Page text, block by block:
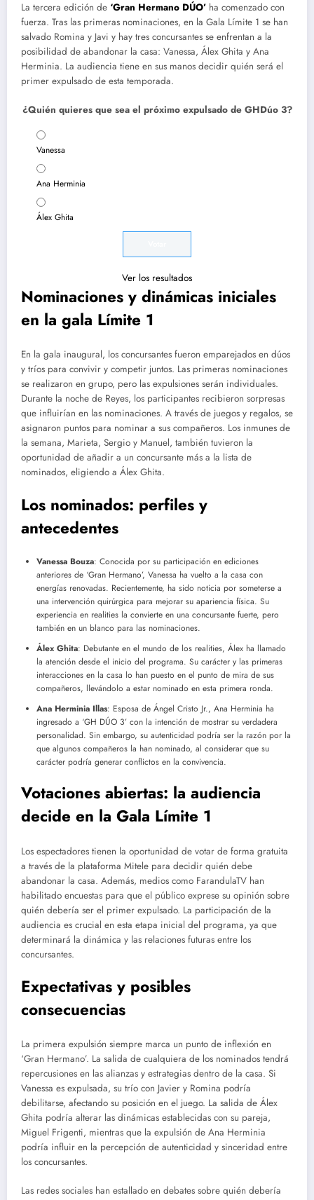
La tercera edición de ‘Gran Hermano DÚO’ ha comenzado con
fuerza. Tras las primeras nominaciones, en la Gala Límite 1 se han
salvado Romina y Javi y hay tres concursantes se enfrentan a la
posibilidad de abandonar la casa: Vanessa, Álex Ghita y Ana
Herminia. La audiencia tiene en sus manos decidir quién será el
primer expulsado de esta temporada.
¿Quién quieres que sea el próximo expulsado de GHDúo 3?
Vanessa
Ana Herminia
Álex Ghita
Ver los resultados
Nominaciones y dinámicas iniciales
en la gala Límite 1
En la gala inaugural, los concursantes fueron emparejados en dúos
y tríos para convivir y competir juntos. Las primeras nominaciones
se realizaron en grupo, pero las expulsiones serán individuales.
Durante la noche de Reyes, los participantes recibieron sorpresas
que influirían en las nominaciones. A través de juegos y regalos, se
asignaron puntos para nominar a sus compañeros. Los inmunes de
la semana, Marieta, Sergio y Manuel, también tuvieron la
oportunidad de añadir a un concursante más a la lista de
nominados, eligiendo a Álex Ghita.
Los nominados: perfiles y
antecedentes
Vanessa Bouza: Conocida por su participación en ediciones
anteriores de ‘Gran Hermano’, Vanessa ha vuelto a la casa con
energías renovadas. Recientemente, ha sido noticia por someterse a
una intervención quirúrgica para mejorar su apariencia física. Su
experiencia en realities la convierte en una concursante fuerte, pero
también en un blanco para las nominaciones.
Álex Ghita: Debutante en el mundo de los realities, Álex ha llamado
la atención desde el inicio del programa. Su carácter y las primeras
interacciones en la casa lo han puesto en el punto de mira de sus
compañeros, llevándolo a estar nominado en esta primera ronda.
Ana Herminia Illas: Esposa de Ángel Cristo Jr., Ana Herminia ha
ingresado a ‘GH DÚO 3’ con la intención de mostrar su verdadera
personalidad. Sin embargo, su autenticidad podría ser la razón por la
que algunos compañeros la han nominado, al considerar que su
carácter podría generar conflictos en la convivencia.
Votaciones abiertas: la audiencia
decide en la Gala Límite 1
Los espectadores tienen la oportunidad de votar de forma gratuita
a través de la plataforma Mitele para decidir quién debe
abandonar la casa. Además, medios como FarandulaTV han
habilitado encuestas para que el público exprese su opinión sobre
quién debería ser el primer expulsado. La participación de la
audiencia es crucial en esta etapa inicial del programa, ya que
determinará la dinámica y las relaciones futuras entre los
concursantes.
Expectativas y posibles
consecuencias
La primera expulsión siempre marca un punto de inflexión en
‘Gran Hermano’. La salida de cualquiera de los nominados tendrá
repercusiones en las alianzas y estrategias dentro de la casa. Si
Vanessa es expulsada, su trío con Javier y Romina podría
debilitarse, afectando su posición en el juego. La salida de Álex
Ghita podría alterar las dinámicas establecidas con su pareja,
Miguel Frigenti, mientras que la expulsión de Ana Herminia
podría influir en la percepción de autenticidad y sinceridad entre
los concursantes.
Las redes sociales han estallado en debates sobre quién debería